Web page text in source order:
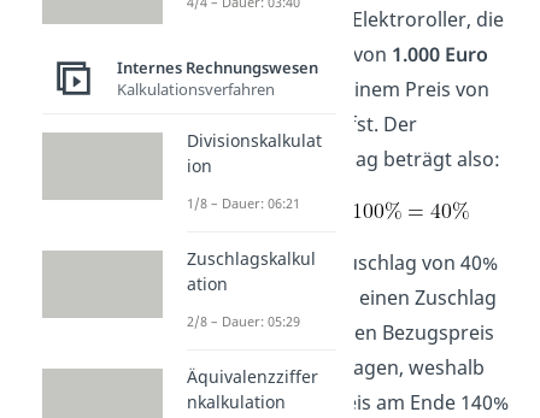
Unternehmen für Elektroroller, die
du zu einem Preis von 1.000 Euro
einkaufst und zu einem Preis von
Euro verkaufst. Der
Kalkulationszuschlag beträgt also:
Der Kalkulationszuschlag von 40%
bedeutet, dass wir einen Zuschlag
von 40% auf unseren Bezugspreis
(=100%) aufgeschlagen, weshalb
unser Verkaufspreis am Ende 140%
Internes Rechnungswesen
Kalkulationsverfahren
Divisionskalkulat
ion
1/8 – Dauer: 06:21
Zuschlagskalkul
ation
2/8 – Dauer: 05:29
Äquivalenzziffer
nkalkulation